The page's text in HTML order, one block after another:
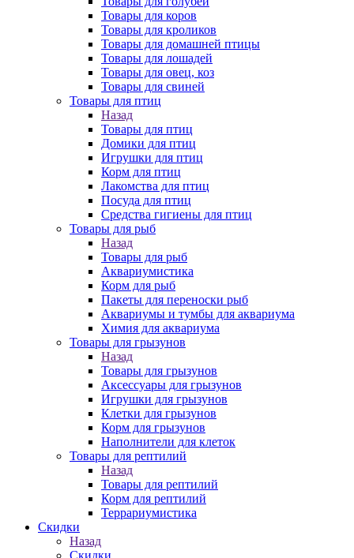
Товары для коров
Товары для кроликов
Товары для домашней птицы
Товары для лошадей
Товары для овец, коз
Товары для свиней
Товары для птиц
Назад
Товары для птиц
Домики для птиц
Игрушки для птиц
Корм для птиц
Лакомства для птиц
Посуда для птиц
Средства гигиены для птиц
Товары для рыб
Назад
Товары для рыб
Аквариумистика
Корм для рыб
Пакеты для переноски рыб
Аквариумы и тумбы для аквариума
Химия для аквариума
Товары для грызунов
Назад
Товары для грызунов
Аксессуары для грызунов
Игрушки для грызунов
Клетки для грызунов
Корм для грызунов
Наполнители для клеток
Товары для рептилий
Назад
Товары для рептилий
Корм для рептилий
Террариумистика
Скидки
Назад
Скидки